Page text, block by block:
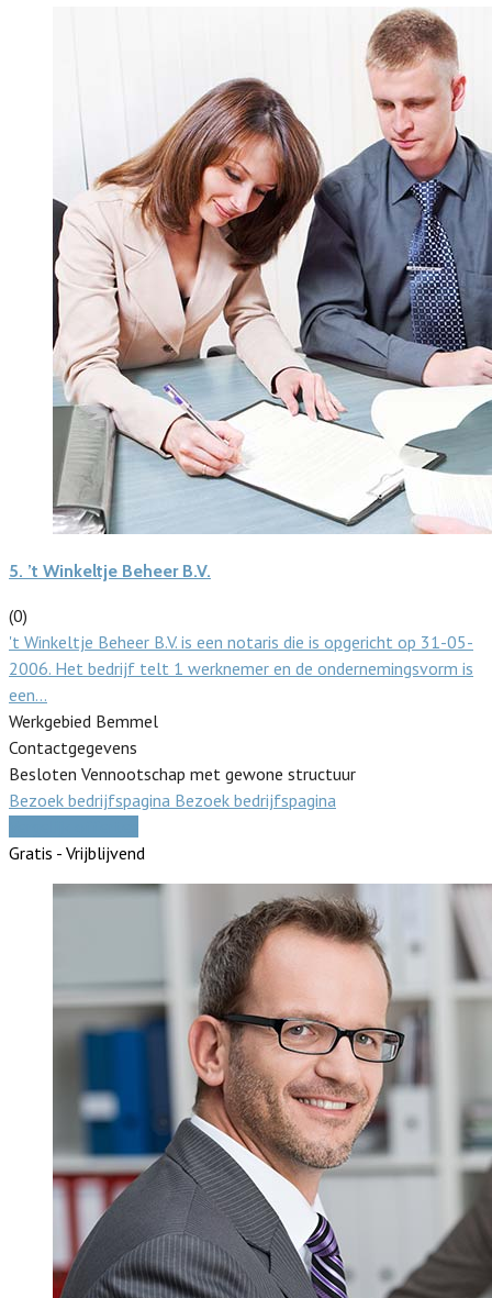
5. ’t Winkeltje Beheer B.V.
(0)
't Winkeltje Beheer B.V. is een notaris die is opgericht op 31-05-
2006. Het bedrijf telt 1 werknemer en de ondernemingsvorm is
een…
Werkgebied Bemmel
Contactgegevens
Besloten Vennootschap met gewone structuur
Bezoek bedrijfspagina Bezoek bedrijfspagina
Gratis - Vrijblijvend